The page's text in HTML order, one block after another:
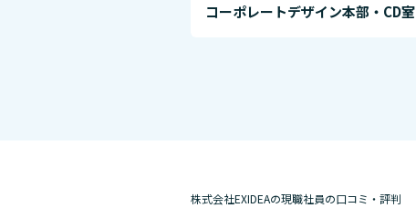
コーポレートデザイン本部・CD室
株式会社EXIDEAの現職社員の口コミ・評判